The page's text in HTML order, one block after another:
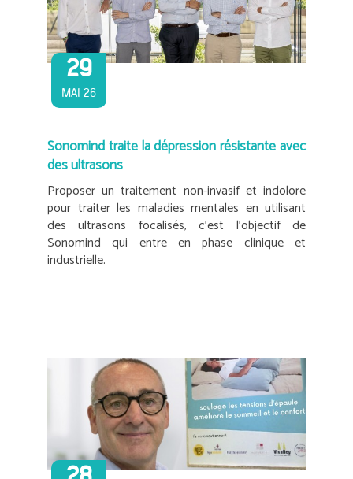
29
MAI 26
Sonomind traite la dépression résistante avec
des ultrasons
Proposer un traitement non-invasif et indolore
pour traiter les maladies mentales en utilisant
des ultrasons focalisés, c’est l’objectif de
Sonomind qui entre en phase clinique et
industrielle.